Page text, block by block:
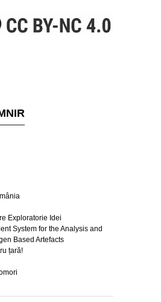
Exploratorie Idei
System for the Analysis and
Based Artefacts
țară!